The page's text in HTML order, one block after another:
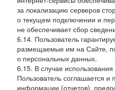
за локализацию серверов
о текущем подключении и
не обеспечивает сбор
6.14. Пользователь
размещаемые им на Сайте,
о персональных данных.
6.15. В случае
Пользователь соглашается
информации (отчетов),